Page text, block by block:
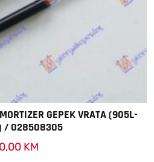
GEPEK VRATA (905L-
/ 028508305
0,00 KM